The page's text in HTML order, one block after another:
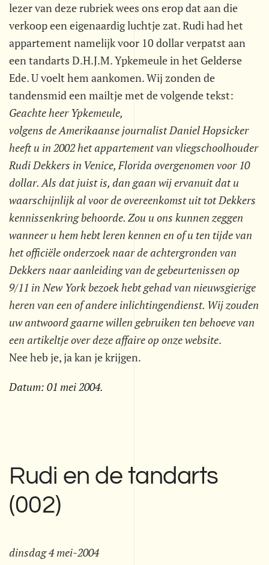
lezer van deze rubriek wees ons erop dat aan die
verkoop een eigenaardig luchtje zat. Rudi had het
appartement namelijk voor 10 dollar verpatst aan
een tandarts D.H.J.M. Ypkemeule in het Gelderse
Ede. U voelt hem aankomen. Wij zonden de
tandensmid een mailtje met de volgende tekst:
Geachte heer Ypkemeule,
volgens de Amerikaanse journalist Daniel Hopsicker
heeft u in 2002 het appartement van vliegschoolhouder
Rudi Dekkers in Venice, Florida overgenomen voor 10
dollar. Als dat juist is, dan gaan wij ervanuit dat u
waarschijnlijk al voor de overeenkomst uit tot Dekkers
kennissenkring behoorde. Zou u ons kunnen zeggen
wanneer u hem hebt leren kennen en of u ten tijde van
het officiële onderzoek naar de achtergronden van
Dekkers naar aanleiding van de gebeurtenissen op
9/11 in New York bezoek hebt gehad van nieuwsgierige
heren van een of andere inlichtingendienst. Wij zouden
uw antwoord gaarne willen gebruiken ten behoeve van
een artikeltje over deze affaire op onze website.
Nee heb je, ja kan je krijgen.
Datum: 01 mei 2004.
Rudi en de tandarts
(002)
dinsdag 4 mei-2004